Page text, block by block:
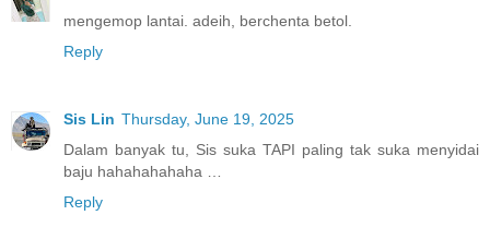
mengemop lantai. adeih, berchenta betol.
Reply
Sis Lin Thursday, June 19, 2025
Dalam banyak tu, Sis suka TAPI paling tak suka menyidai
baju hahahahahaha …
Reply